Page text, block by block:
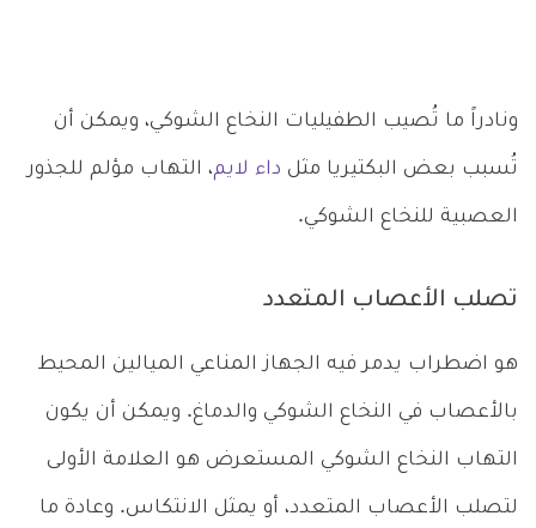
ونادراً ما تُصيب الطفيليات النخاع الشوكي، ويمكن أن
تُسبب بعض البكتيريا مثل داء لايم، التهاب مؤلم للجذور
العصبية للنخاع الشوكي.
تصلب الأعصاب المتعدد
هو اضطراب يدمر فيه الجهاز المناعي الميالين المحيط
بالأعصاب في النخاع الشوكي والدماغ. ويمكن أن يكون
التهاب النخاع الشوكي المستعرض هو العلامة الأولى
لتصلب الأعصاب المتعدد، أو يمثل الانتكاس. وعادة ما